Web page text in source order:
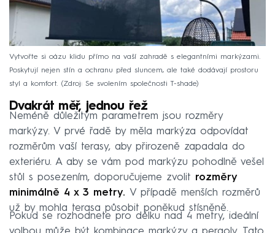
Vytvořte si oázu klidu přímo na vaší zahradě s elegantními markýzami.
Poskytují nejen stín a ochranu před sluncem, ale také dodávají prostoru
styl a komfort.
Zdroj: Se svolením společnosti T-shade
Dvakrát měř, jednou řež
Neméně důležitým parametrem jsou rozměry
markýzy. V prvé řadě by měla markýza odpovídat
rozměrům vaší terasy, aby přirozeně zapadala do
exteriéru. A aby se vám pod markýzu pohodlně vešel
stůl s posezením, doporučujeme zvolit rozměry
minimálně 4 x 3 metry. V případě menších rozměrů
už by mohla terasa působit poněkud stísněně.
Pokud se rozhodnete pro délku nad 4 metry, ideální